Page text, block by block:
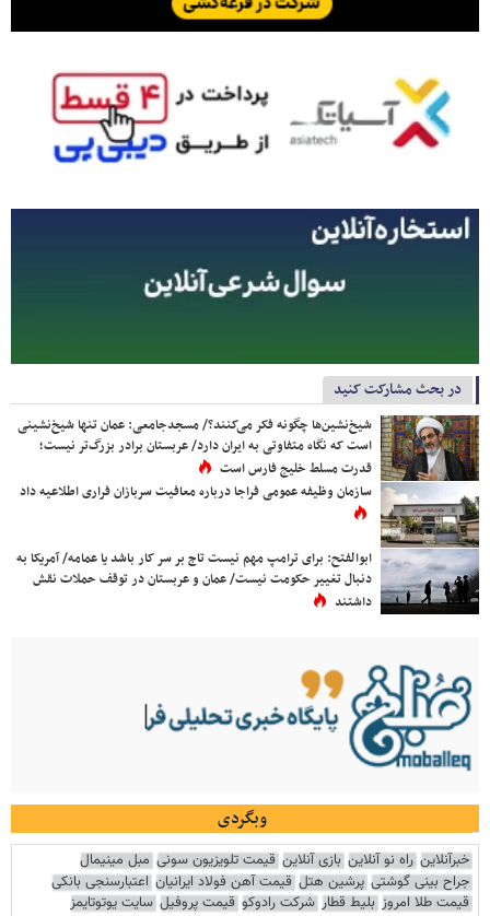
در بحث مشارکت کنید
شیخ‌نشین‌ها چگونه فکر می‌کنند؟/ مسجدجامعی: عمان تنها شیخ‌نشینی
است که نگاه متفاوتی به ایران دارد/ عربستان برادر بزرگ‌تر نیست؛
قدرت مسلط خلیج فارس است
سازمان وظیفه عمومی فراجا درباره معافیت سربازان فراری اطلاعیه داد
ابوالفتح: برای ترامپ مهم نیست تاج بر سر کار باشد یا عمامه/ آمریکا به
دنبال تغییر حکومت نیست/ عمان و عربستان در توقف حملات نقش
داشتند
وبگردی
خبرآنلاین راه نو آنلاین بازی آنلاین قیمت تلویزیون سونی مبل مینیمال
جراح بینی گوشتی پرشین هتل قیمت آهن فولاد ایرانیان اعتبارسنجی بانکی
قیمت طلا امروز بلیط قطار شرکت رادوکو قیمت پروفیل سایت یوتوتایمز